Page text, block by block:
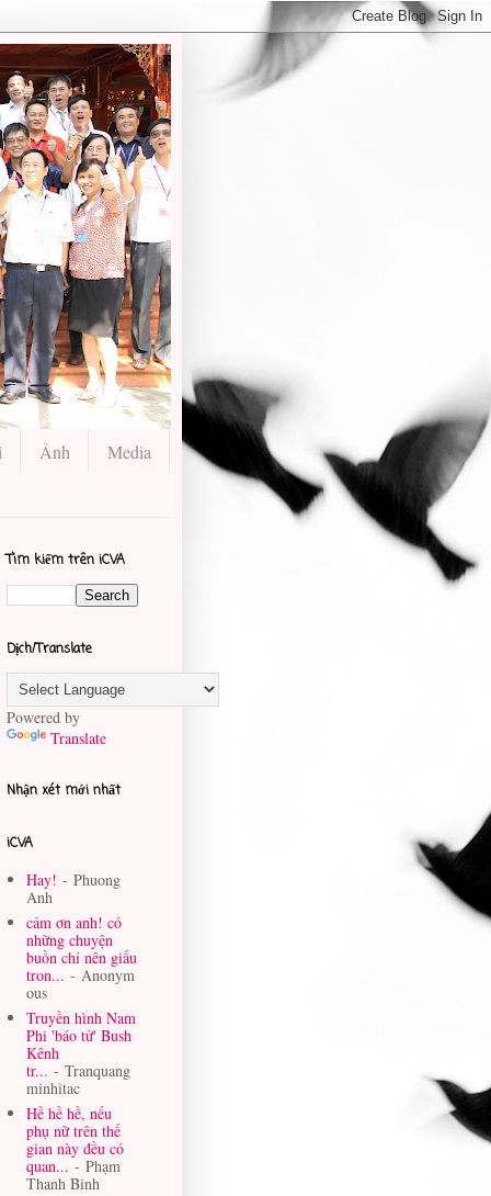
Ảnh
Media
Tìm kiếm trên iCVA
Dịch/Translate
Powered by
Translate
Nhận xét mới nhất
iCVA
Hay! - Phuong
Anh
cảm ơn anh! có
những chuyện
buồn chỉ nên giấu
tron... - Anonym
ous
Truyền hình Nam
Phi 'báo tử' Bush
Kênh
tr... - Tranquang
minhitac
Hề hề hề, nếu
phụ nữ trên thế
gian này đều có
quan... - Phạm
Thanh Binh